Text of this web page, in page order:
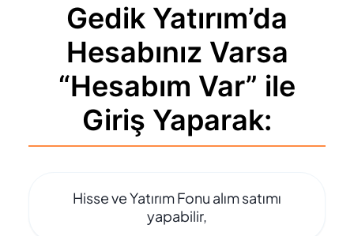
Gedik Yatırım’da
Hesabınız Varsa
“Hesabım Var” ile
Giriş Yaparak:
Hisse ve Yatırım Fonu alım satımı
yapabilir,